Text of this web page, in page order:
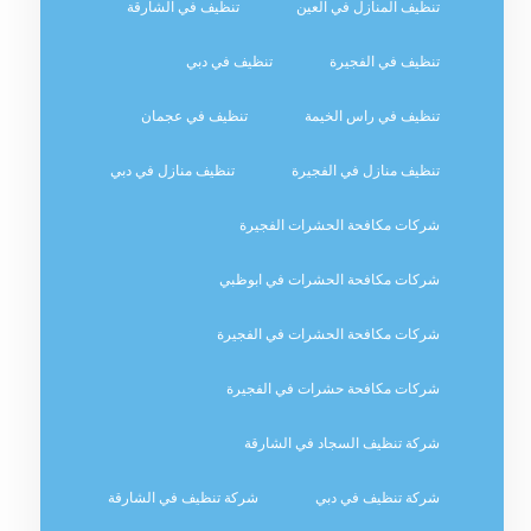
تنظيف المنازل في العين تنظيف في الشارقة
تنظيف في الفجيرة تنظيف في دبي
تنظيف في راس الخيمة تنظيف في عجمان
تنظيف منازل في الفجيرة تنظيف منازل في دبي
شركات مكافحة الحشرات الفجيرة
شركات مكافحة الحشرات في ابوظبي
شركات مكافحة الحشرات في الفجيرة
شركات مكافحة حشرات في الفجيرة
شركة تنظيف السجاد في الشارقة
شركة تنظيف في دبي شركة تنظيف في الشارقة